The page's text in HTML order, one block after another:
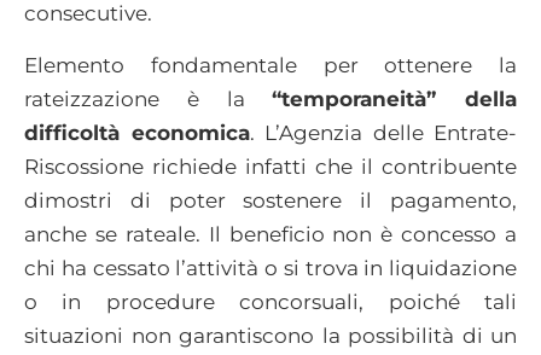
consecutive.
Elemento fondamentale per ottenere la
rateizzazione è la“temporaneità” della
difficoltà economica. L’Agenzia delle Entrate-
Riscossione richiede infatti che il contribuente
dimostri di poter sostenere il pagamento,
anche se rateale. Il beneficio non è concesso a
chi ha cessato l’attività o si trova in liquidazione
o in procedure concorsuali, poiché tali
situazioni non garantiscono la possibilità di un